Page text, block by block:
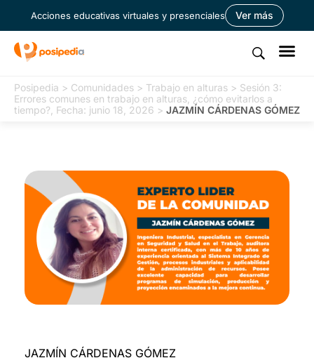
Acciones educativas virtuales y presenciales Ver más
Posipedia > Comunidades > Trabajo en alturas > Sesión 3:
Errores comunes en trabajo en alturas, ¿cómo evitarlos a
tiempo?, Fecha: junio 18, 2026 > JAZMÍN CÁRDENAS GÓMEZ
JAZMÍN CÁRDENAS GÓMEZ